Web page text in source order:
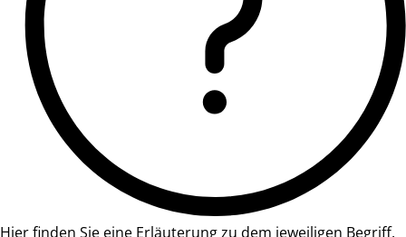
Hier finden Sie eine Erläuterung zu dem jeweiligen Begriff.